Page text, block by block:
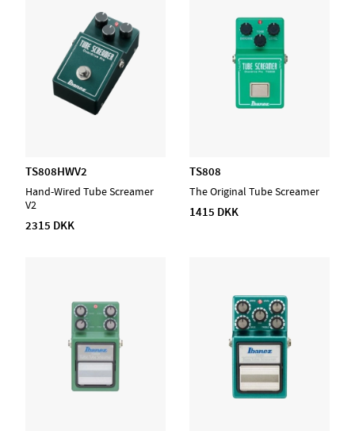
TS808HWV2
Hand-Wired Tube Screamer
V2
2315 DKK
TS808
The Original Tube Screamer
1415 DKK